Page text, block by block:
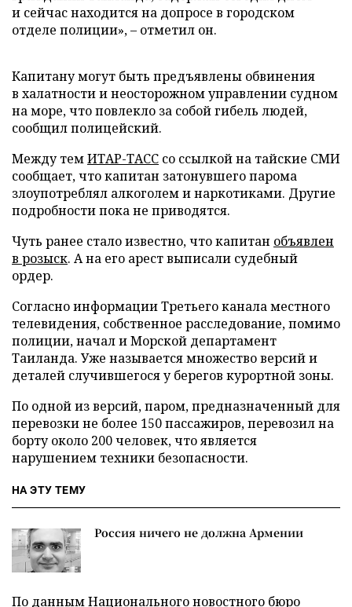
и сейчас находится на допросе в городском
отделе полиции», – отметил он.
Капитану могут быть предъявлены обвинения
в халатности и неосторожном управлении судном
на море, что повлекло за собой гибель людей,
сообщил полицейский.
Между темИТАР-ТАСС со ссылкой на тайские СМИ
сообщает, что капитан затонувшего парома
злоупотреблял алкоголем и наркотиками. Другие
подробности пока не приводятся.
Чуть ранее стало известно, что капитан объявлен
в розыск. А на его арест выписали судебный
ордер.
Согласно информации Третьего канала местного
телевидения, собственное расследование, помимо
полиции, начал и Морской департамент
Таиланда. Уже называется множество версий и
деталей случившегося у берегов курортной зоны.
По одной из версий, паром, предназначенный для
перевозки не более 150 пассажиров, перевозил на
борту около 200 человек, что является
нарушением техники безопасности.
НА ЭТУ ТЕМУ
Россия ничего не должна Армении
По данным Национального новостного бюро